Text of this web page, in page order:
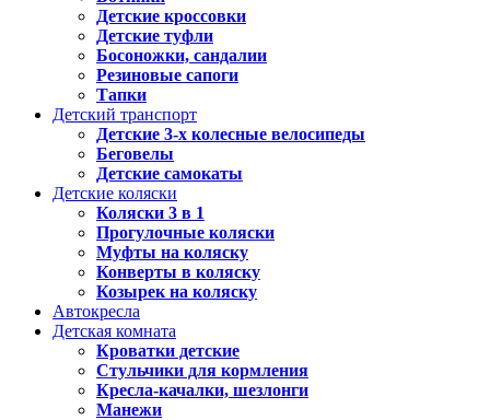
Детские кроссовки
Детские туфли
Босоножки, сандалии
Резиновые сапоги
Тапки
Детский транспорт
Детские 3-х колесные велосипеды
Беговелы
Детские самокаты
Детские коляски
Коляски 3 в 1
Прогулочные коляски
Муфты на коляску
Конверты в коляску
Козырек на коляску
Автокресла
Детская комната
Кроватки детские
Стульчики для кормления
Кресла-качалки, шезлонги
Манежи